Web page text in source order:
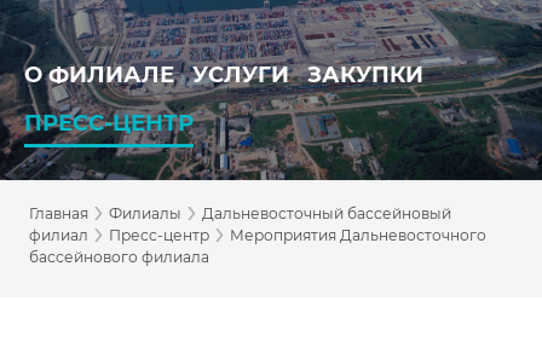
О ФИЛИАЛЕ УСЛУГИ
ЗАКУПКИ
ПРЕСС-ЦЕНТР
Главная › Филиалы › Дальневосточный бассейновый
филиал › Пресс-центр › Мероприятия Дальневосточного
бассейнового филиала